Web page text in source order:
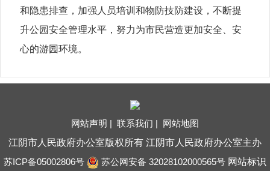
和隐患排查，加强人员培训和物防技防建设，不断提
升公园安全管理水平，努力为市民营造更加安全、安
心的游园环境。
网站声明 | 联系我们 | 网站地图
江阴市人民政府办公室版权所有 江阴市人民政府办公室主办
苏ICP备05002806号
苏公网安备 32028102000565号网站标识